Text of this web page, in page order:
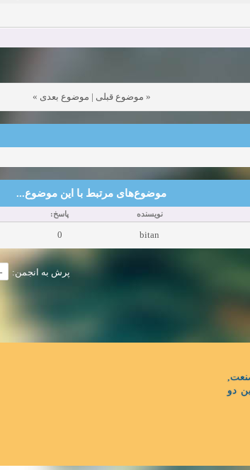
« موضوع قبلی | موضوع بعدی »
موضوع‌های مرتبط با این موضوع...
نویسنده پاسخ:
bitan
0
پرش به انجمن:
دو